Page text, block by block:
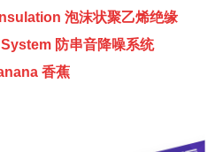
泡沫状聚乙烯绝缘
防串音降噪系统
香蕉